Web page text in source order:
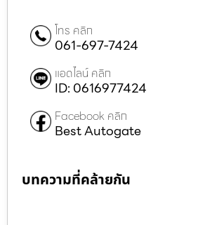
โทร คลิก
061-697-7424
แอดไลน์ คลิก
ID: 0616977424
Facebook คลิก
Best Autogate
บทความที่คล้ายกัน